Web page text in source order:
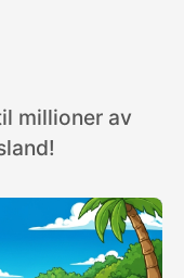
millioner av